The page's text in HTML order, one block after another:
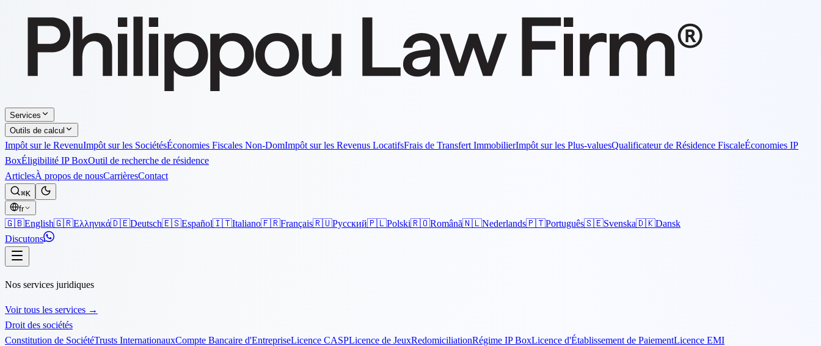
Services
Outils de calcul
Impôt sur le RevenuImpôt sur les SociétésÉconomies Fiscales Non-DomImpôt sur les Revenus LocatifsFrais de Transfert ImmobilierImpôt sur les Plus-valuesQualificateur de Résidence FiscaleÉconomies IP
BoxÉligibilité IP BoxOutil de recherche de résidence
ArticlesÀ propos de nousCarrièresContact
⌘K
fr
🇬🇧English🇬🇷Ελληνικά🇩🇪Deutsch🇪🇸Español🇮🇹Italiano🇫🇷Français🇷🇺Русский🇵🇱Polski🇷🇴Română🇳🇱Nederlands🇵🇹Português🇸🇪Svenska🇩🇰Dansk
Discutons
Nos services juridiques
Voir tous les services →
Droit des sociétés
Constitution de SociétéTrusts InternationauxCompte Bancaire d'EntrepriseLicence CASPLicence de JeuxRedomiciliationRégime IP BoxLicence d'Établissement de PaiementLicence EMI